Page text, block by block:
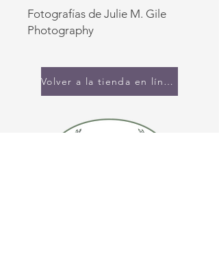
Fotografías de Julie M. Gile
Photography
Volver a la tienda en línea